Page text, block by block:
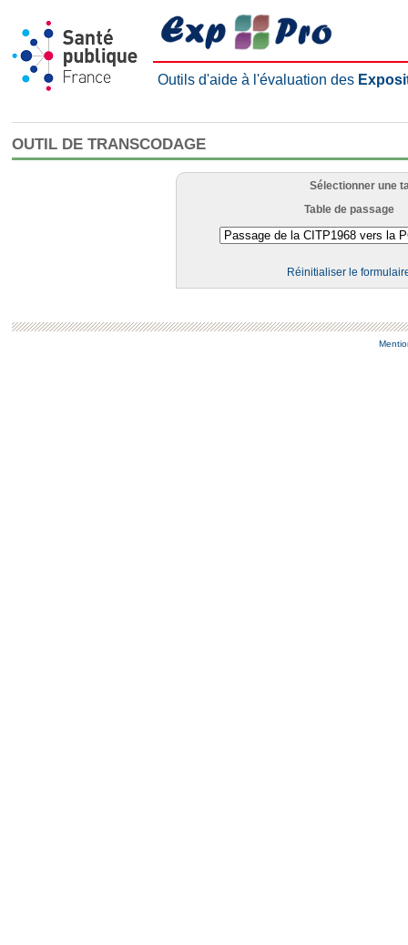
Outils d'aide à l'évaluation des
OUTIL DE TRANSCODAGE
Sélectionner une
Table de passage
Réinitialiser le